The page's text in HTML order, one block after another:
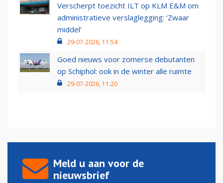
Verscherpt toezicht ILT op KLM E&M om
administratieve verslaglegging: ‘Zwaar
middel’
29-07-2026, 11:54
Goed nieuws voor zomerse debutanten
op Schiphol: ook in de winter alle ruimte
29-07-2026, 11:20
Meld u aan voor de
nieuwsbrief